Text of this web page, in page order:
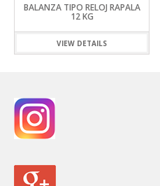
BALANZA TIPO RELOJ RAPALA
12 KG
VIEW DETAILS